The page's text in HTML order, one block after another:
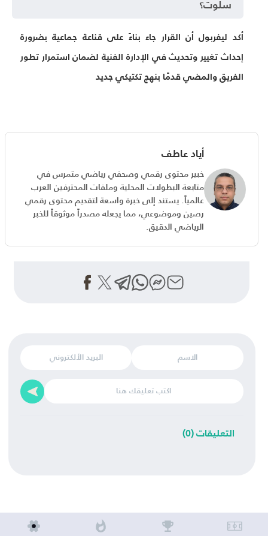
سلوت؟
أكد ليفربول أن القرار جاء بناءً على قناعة جماعية بضرورة
إحداث تغيير وتحديث في الإدارة الفنية لضمان استمرار تطور
الفريق والمضي قدمًا بنهج تكتيكي جديد
أياد عاطف
خبير محتوى رقمي وصحفي رياضي متمرس في
متابعة البطولات المحلية وملفات المحترفين العرب
عالمياً. يستند إلى خبرة واسعة لتقديم محتوى رقمي
رصين وموضوعي، مما يجعله مصدراً موثوقاً للخبر
الرياضي الدقيق.
التعليقات (0)